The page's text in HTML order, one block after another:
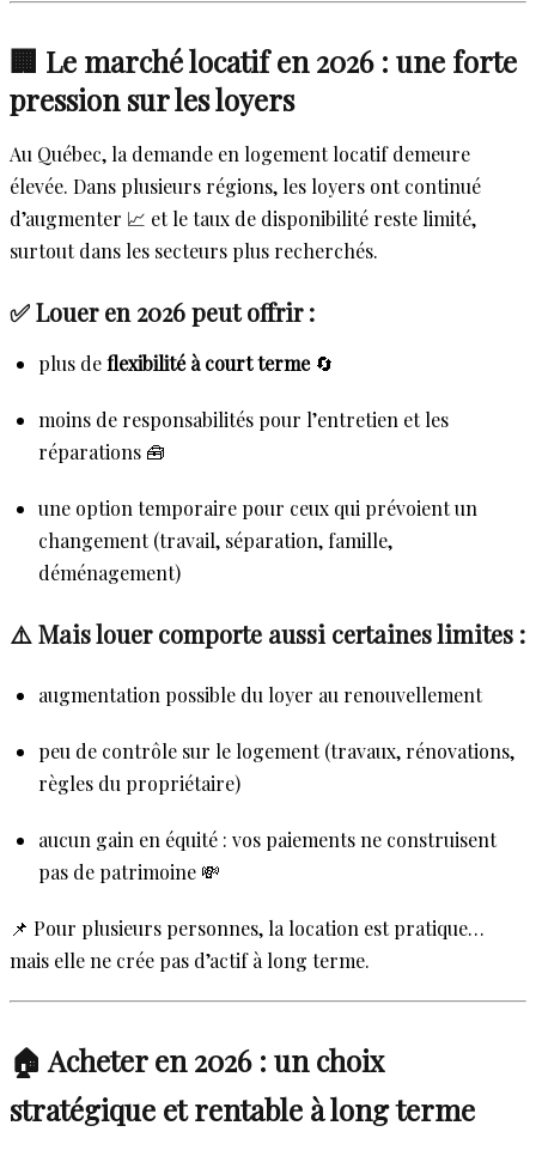
🏢 Le marché locatif en 2026 : une forte
pression sur les loyers
Au Québec, la demande en logement locatif demeure
élevée. Dans plusieurs régions, les loyers ont continué
d’augmenter 📈 et le taux de disponibilité reste limité,
surtout dans les secteurs plus recherchés.
✅ Louer en 2026 peut offrir :
plus deflexibilité à court terme🔄
moins de responsabilités pour l’entretien et les
réparations 🧰
une option temporaire pour ceux qui prévoient un
changement (travail, séparation, famille,
déménagement)
⚠️ Mais louer comporte aussi certaines limites :
augmentation possible du loyer au renouvellement
peu de contrôle sur le logement (travaux, rénovations,
règles du propriétaire)
aucun gain en équité : vos paiements ne construisent
pas de patrimoine 💸
📌 Pour plusieurs personnes, la location est pratique…
mais elle ne crée pas d’actif à long terme.
🏠 Acheter en 2026 : un choix
stratégique et rentable à long terme